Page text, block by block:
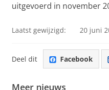
uitgevoerd in november
Laatst gewijzigd: 20 juni
Deel dit Facebook
Meer nieuws